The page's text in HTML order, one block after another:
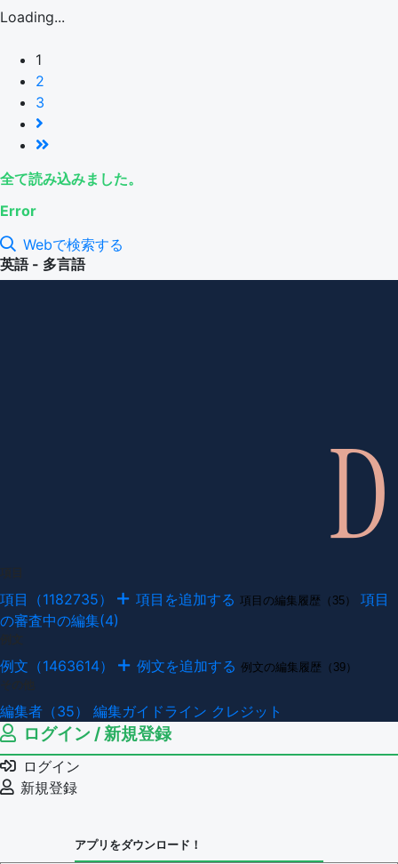
Loading...
1
2
3
全て読み込みました。
Error
Webで検索する
英語 - 多言語
項目（1182735） 項目を追加する 項目の編集履歴（35）
項目
の審査中の編集(4)
例文（1463614） 例文を追加する 例文の編集履歴（39）
編集者（35） 編集ガイドライン クレジット
ログイン / 新規登録
ログイン
新規登録
アプリをダウンロード！